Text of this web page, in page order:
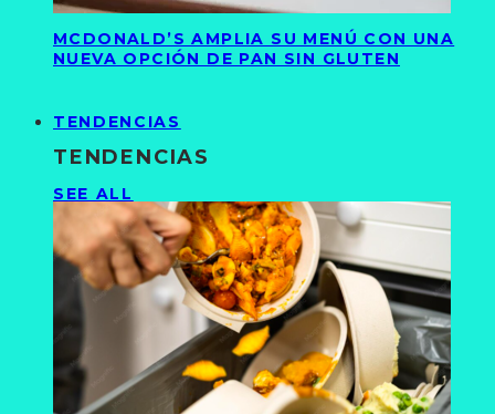
MCDONALD’S AMPLIA SU MENÚ CON UNA
NUEVA OPCIÓN DE PAN SIN GLUTEN
TENDENCIAS
TENDENCIAS
SEE ALL